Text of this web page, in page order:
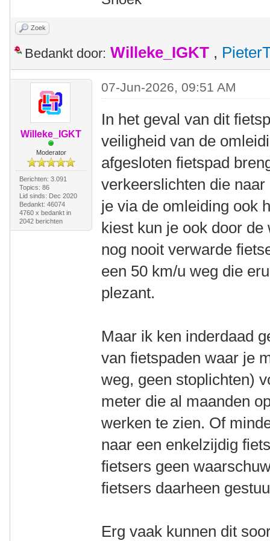
Zoek
Bedankt door: Willeke_IGKT ,
Willeke_IGKT
Moderator
Berichten: 3.091
Topics: 86
Lid sinds: Dec 2020
Bedankt: 46074
4760 x bedankt in
2042 berichten
07-Jun-2026, 09:51 AM
In het geval van dit
veiligheid van de
afgesloten fietspad
verkeerslichten die
je via de omleiding ook
kiest kun je ook door
nog nooit verwarde
een 50 km/u weg die
plezant.
Maar ik ken inderdaad
van fietspaden waar je
weg, geen stoplichten)
meter die al maanden
werken te zien. Of
naar een enkelzijdig
fietsers geen
fietsers daarheen
Erg vaak kunnen dit